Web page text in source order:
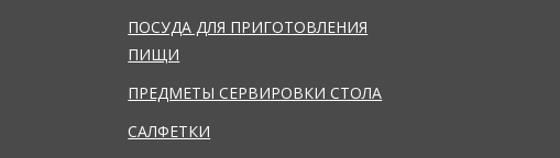
ПОСУДА ДЛЯ ПРИГОТОВЛЕНИЯ
ПИЩИ
ПРЕДМЕТЫ СЕРВИРОВКИ СТОЛА
САЛФЕТКИ